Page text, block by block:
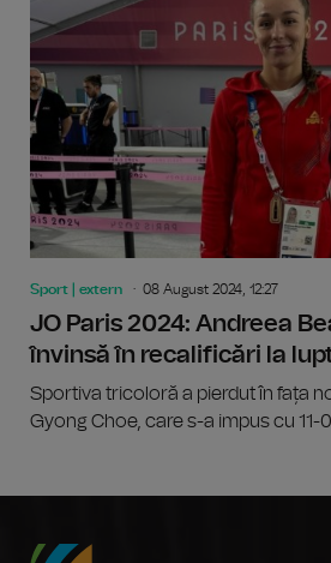
Sport | extern 08 August 2024, 12:27
JO Paris 2024: Andreea
învinsă în recalificări la
Sportiva tricoloră a pierdut în fața
Gyong Choe, care s-a impus cu 11-0.